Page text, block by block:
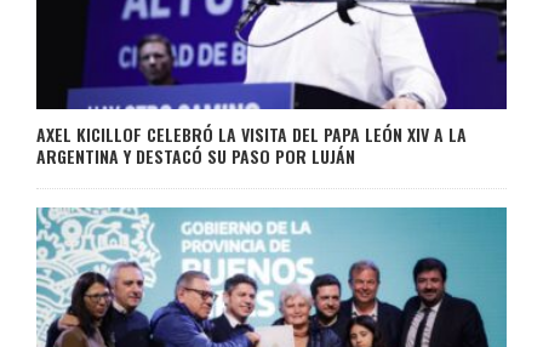
AXEL KICILLOF CELEBRÓ LA VISITA DEL PAPA LEÓN XIV A LA
ARGENTINA Y DESTACÓ SU PASO POR LUJÁN